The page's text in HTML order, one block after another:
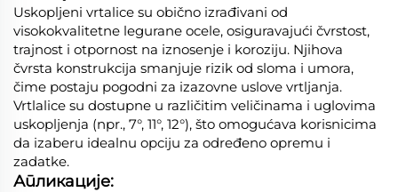
Uskopljeni vrtalice su obično izrađivani od
visokokvalitetne legurane ocele, osiguravajući čvrstost,
trajnost i otpornost na iznosenje i koroziju. Njihova
čvrsta konstrukcija smanjuje rizik od sloma i umora,
čime postaju pogodni za izazovne uslove vrtljanja.
Vrtlalice su dostupne u različitim veličinama i uglovima
uskopljenja (npr., 7°, 11°, 12°), što omogućava korisnicima
da izaberu idealnu opciju za određeno opremu i
zadatke.
Апликације: